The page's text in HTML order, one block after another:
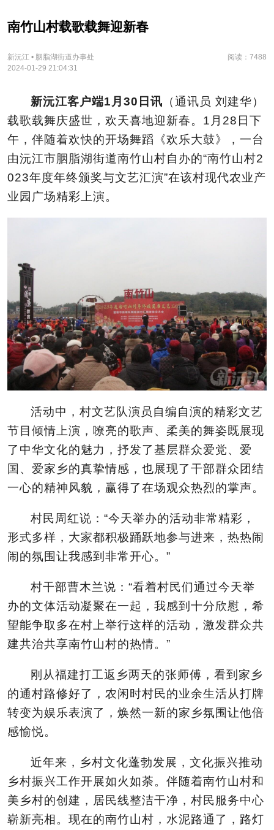
南竹山村载歌载舞迎新春
新沅江 • 胭脂湖街道办事处
阅读：7488
2024-01-29 21:04:31
新沅江客户端1月30日讯 （通讯员 刘建华）
载歌载舞庆盛世，欢天喜地迎新春。1月28日下
午，伴随着欢快的开场舞蹈《欢乐大鼓》，一台
由沅江市胭脂湖街道南竹山村自办的“南竹山村2
023年度年终颁奖与文艺汇演”在该村现代农业产
业园广场精彩上演。
活动中，村文艺队演员自编自演的精彩文艺
节目倾情上演，嘹亮的歌声、柔美的舞姿既展现
了中华文化的魅力，抒发了基层群众爱党、爱
国、爱家乡的真挚情感，也展现了干部群众团结
一心的精神风貌，赢得了在场观众热烈的掌声。
村民周红说：“今天举办的活动非常精彩，
形式多样，大家都积极踊跃地参与进来，热热闹
闹的氛围让我感到非常开心。”
村干部曹木兰说：“看着村民们通过今天举
办的文体活动凝聚在一起，我感到十分欣慰，希
望能争取多在村上举行这样的活动，激发群众共
建共治共享南竹山村的热情。”
刚从福建打工返乡两天的张师傅，看到家乡
的通村路修好了，农闲时村民的业余生活从打牌
转变为娱乐表演了，焕然一新的家乡氛围让他倍
感愉悦。
近年来，乡村文化蓬勃发展，文化振兴推动
乡村振兴工作开展如火如荼。伴随着南竹山村和
美乡村的创建，居民线整洁干净， 村民服务中心
崭新亮相。现在的南竹山村，水泥路通了，路灯